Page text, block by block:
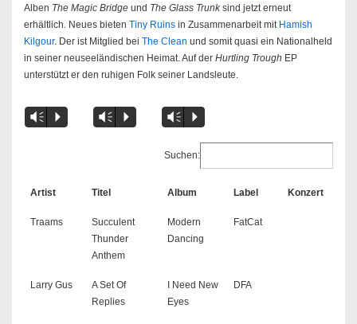
Alben The Magic Bridge und The Glass Trunksind jetzt erneut
erhältlich. Neues bieten Tiny Ruins in Zusammenarbeit mit Hamish
Kilgour. Der ist Mitglied bei The Clean und somit quasi ein Nationalheld
in seiner neuseeländischen Heimat. Auf der Hurtling Trough EP
unterstützt er den ruhigen Folk seiner Landsleute.
Vm P Vm P Vm P
Suchen:
Artist Titel Album Label Konzert
Traams
Succulent
Thunder
Anthem
Modern
Dancing
FatCat
Larry Gus
A Set Of
Replies
I Need New
Eyes
DFA